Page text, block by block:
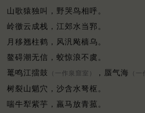
山歌猿独叫，野哭鸟相呼。
岭徼云成栈，江郊水当郛。
月移翘柱鹤，风汎飐樯乌。
鳌碍潮无信，蛟惊浪不虞。
鼍鸣江擂鼓
（一作泉窟室） ，蜃气海 （
树裂山魈穴，沙含水弩枢。
喘牛犁紫芋，羸马放青菰。